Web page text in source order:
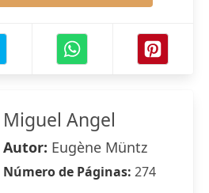
Miguel Angel
Autor: Eugène Müntz
Número de Páginas: 274